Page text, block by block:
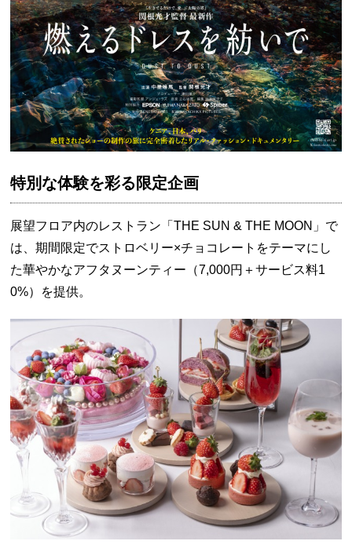
特別な体験を彩る限定企画
展望フロア内のレストラン「THE SUN & THE MOON」で
は、期間限定でストロベリー×チョコレートをテーマにし
た華やかなアフタヌーンティー（7,000円＋サービス料1
0%）を提供。